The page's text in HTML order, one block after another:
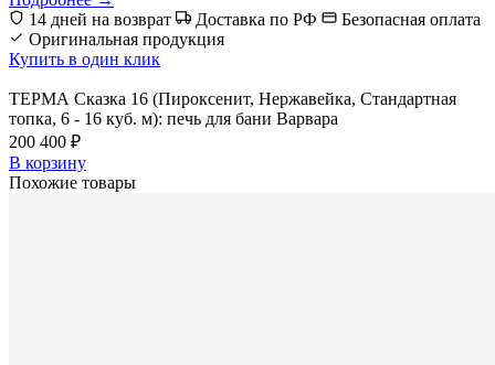
14 дней на возврат
Доставка по РФ
Безопасная оплата
Оригинальная продукция
Купить в один клик
ТЕРМА Сказка 16 (Пироксенит, Нержавейка, Стандартная
топка, 6 - 16 куб. м): печь для бани Варвара
200 400 ₽
В корзину
Похожие товары